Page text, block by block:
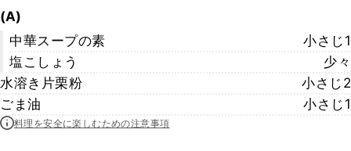
(A)
中華スープの素
小さじ1
塩こしょう
少々
水溶き片栗粉
小さじ2
ごま油
小さじ1
料理を安全に楽しむための注意事項